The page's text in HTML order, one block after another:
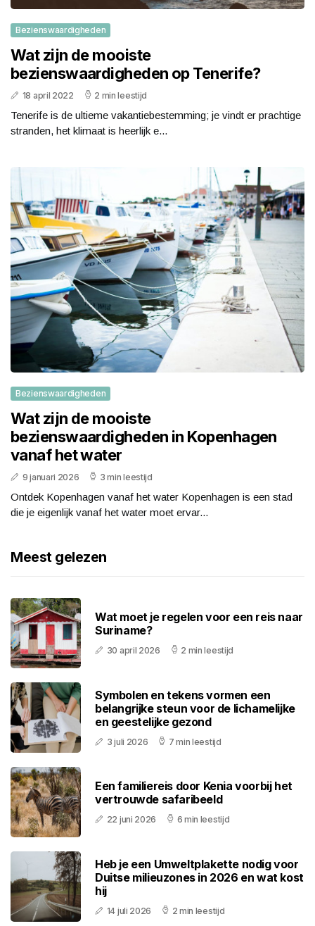
Bezienswaardigheden
Wat zijn de mooiste
bezienswaardigheden op Tenerife?
18 april 2022 2 min leestijd
Tenerife is de ultieme vakantiebestemming; je vindt er prachtige
stranden, het klimaat is heerlijk e...
Bezienswaardigheden
Wat zijn de mooiste
bezienswaardigheden in Kopenhagen
vanaf het water
9 januari 2026 3 min leestijd
Ontdek Kopenhagen vanaf het water Kopenhagen is een stad
die je eigenlijk vanaf het water moet ervar...
Meest gelezen
Wat moet je regelen voor een reis naar
Suriname?
30 april 2026 2 min leestijd
Symbolen en tekens vormen een
belangrijke steun voor de lichamelijke
en geestelijke gezond
3 juli 2026 7 min leestijd
Een familiereis door Kenia voorbij het
vertrouwde safaribeeld
22 juni 2026 6 min leestijd
Heb je een Umweltplakette nodig voor
Duitse milieuzones in 2026 en wat kost
hij
14 juli 2026 2 min leestijd